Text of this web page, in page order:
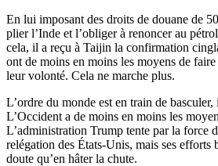
En lui imposant des droits de douane de
plier l’Inde et l’obliger à renoncer au
cela, il a reçu à Taijin la confirmation
ont de moins en moins les moyens de
leur volonté. Cela ne marche plus.
L’ordre du monde est en train de
L’Occident a de moins en moins les
L’administration Trump tente par la force
relégation des États-Unis, mais ses efforts
doute qu’en hâter la chute.